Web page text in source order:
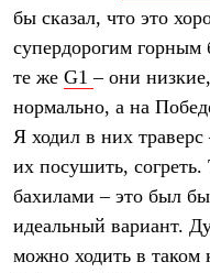
бы сказал, что это
супердорогим горным
те же G1– они
нормально, а на
Я ходил в них
их посушить, согреть.
бахилами – это был
идеальный вариант.
можно ходить в